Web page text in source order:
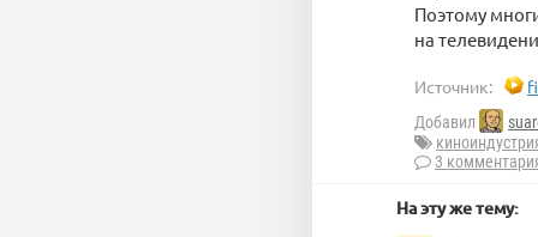
Поэтому
на
Источник:
Добавил
3
На эту же тему: